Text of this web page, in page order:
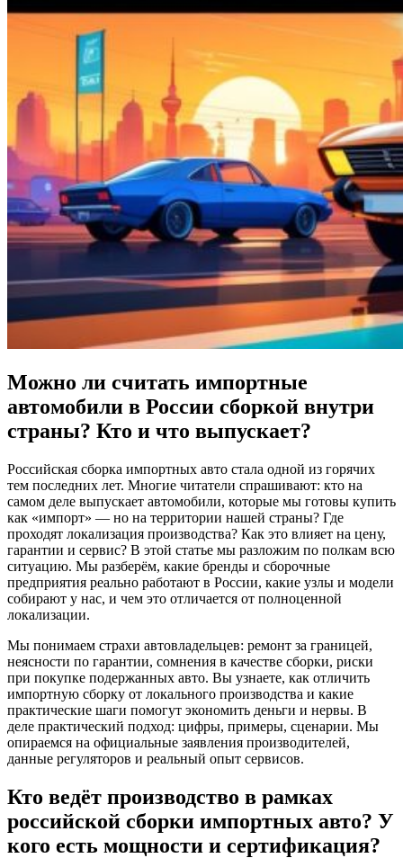
Можно ли считать импортные
автомобили в России сборкой внутри
страны? Кто и что выпускает?
Российская сборка импортных авто стала одной из горячих
тем последних лет. Многие читатели спрашивают: кто на
самом деле выпускает автомобили, которые мы готовы купить
как «импорт» — но на территории нашей страны? Где
проходят локализация производства? Как это влияет на цену,
гарантии и сервис? В этой статье мы разложим по полкам всю
ситуацию. Мы разберём, какие бренды и сборочные
предприятия реально работают в России, какие узлы и модели
собирают у нас, и чем это отличается от полноценной
локализации.
Мы понимаем страхи автовладельцев: ремонт за границей,
неясности по гарантии, сомнения в качестве сборки, риски
при покупке подержанных авто. Вы узнаете, как отличить
импортную сборку от локального производства и какие
практические шаги помогут экономить деньги и нервы. В
деле практический подход: цифры, примеры, сценарии. Мы
опираемся на официальные заявления производителей,
данные регуляторов и реальный опыт сервисов.
Кто ведёт производство в рамках
российской сборки импортных авто? У
кого есть мощности и сертификация?